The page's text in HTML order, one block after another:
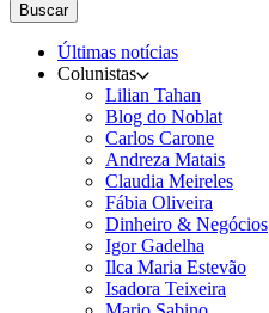
Buscar
Últimas notícias
Colunistas
Lilian Tahan
Blog do Noblat
Carlos Carone
Andreza Matais
Claudia Meireles
Fábia Oliveira
Dinheiro & Negócios
Igor Gadelha
Ilca Maria Estevão
Isadora Teixeira